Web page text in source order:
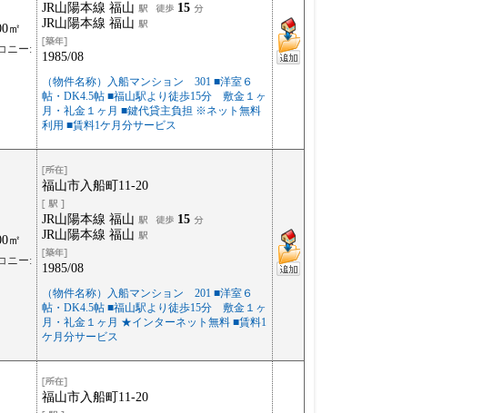
㎡
ニー:
JR山陽本線 福山
15
JR山陽本線 福山
1985/08
（物件名称）入船マンション 301 ■洋室６
帖・DK4.5帖 ■福山駅より徒歩15分 敷金１ヶ
月・礼金１ヶ月 ■鍵代貸主負担 ※ネット無料
利用 ■賃料1ケ月分サービス
㎡
ニー:
福山市入船町11-20
JR山陽本線 福山
15
JR山陽本線 福山
1985/08
（物件名称）入船マンション 201 ■洋室６
帖・DK4.5帖 ■福山駅より徒歩15分 敷金１ヶ
月・礼金１ヶ月 ★インターネット無料 ■賃料1
ケ月分サービス
福山市入船町11-20